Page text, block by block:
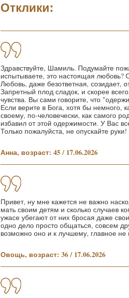
Отклики:
Здравствуйте, Шамиль. Подумайте
испытываете, это настоящая любовь?
Любовь, даже безответная, созидает,
Запретный плод сладок, и скорее
чувства. Вы сами говорите, что
Если верите в Бога, хотя бы немного,
своему, по-человечески, как самого
избавил от этой одержимости. У Вас
Только пожалуйста, не опускайте
Анна, возраст: 45 / 17.06.2026
Привет, ну мне кажется не важно
мать своим детям и сколько случаев
ужасе убегают от них бросая даже
одно дело просто общаться, совсем
возможно оно и к лучшему, главное не
Овощь, возраст: 36 / 17.06.2026